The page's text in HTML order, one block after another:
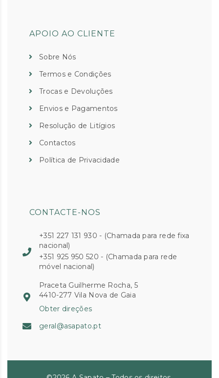
APOIO AO CLIENTE
Sobre Nós
Termos e Condições
Trocas e Devoluções
Envios e Pagamentos
Resolução de Litígios
Contactos
Política de Privacidade
CONTACTE-NOS
+351 227 131 930 - (Chamada para rede fixa
nacional)
+351 925 950 520 - (Chamada para rede
móvel nacional)
Praceta Guilherme Rocha, 5
4410-277 Vila Nova de Gaia
Obter direções
geral@asapato.pt